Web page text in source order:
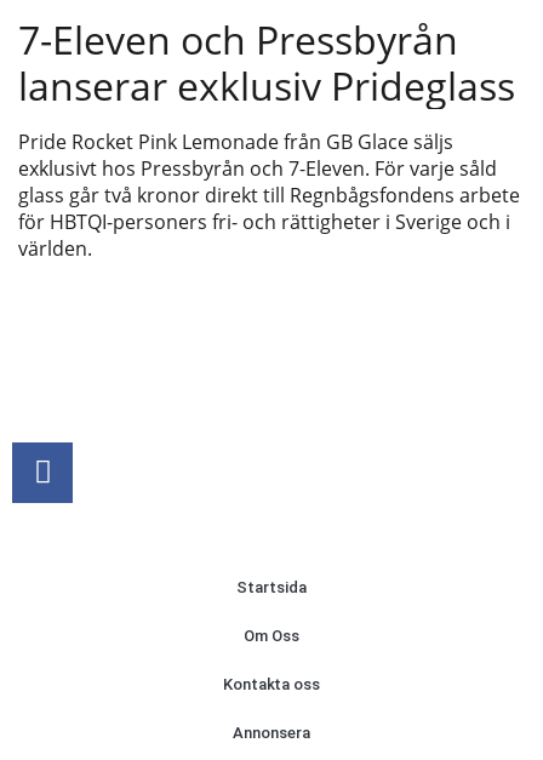
7-Eleven och Pressbyrån
lanserar exklusiv Prideglass
Pride Rocket Pink Lemonade från GB Glace säljs
exklusivt hos Pressbyrån och 7-Eleven. För varje såld
glass går två kronor direkt till Regnbågsfondens arbete
för HBTQI-personers fri- och rättigheter i Sverige och i
världen.
Startsida
Om Oss
Kontakta oss
Annonsera